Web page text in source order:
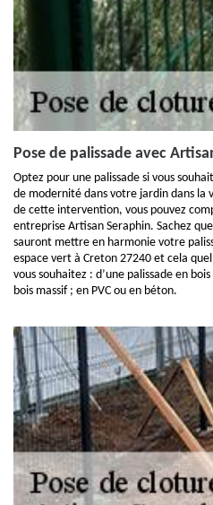
Pose de palissade avec
Optez pour une palissade si vous
de modernité dans votre jardin dans la
de cette intervention, vous pouvez
entreprise Artisan Seraphin. Sachez
sauront mettre en harmonie votre
espace vert à Creton 27240 et cela
vous souhaitez : d’une palissade en
bois massif ; en PVC ou en béton.